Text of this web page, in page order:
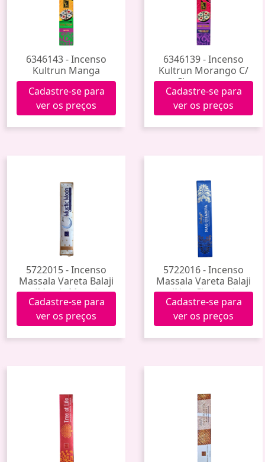
6346143 - Incenso
Kultrun Manga
Cadastre-se para
ver os preços
6346139 - Incenso
Kultrun Morango C/
Champagne
Cadastre-se para
ver os preços
5722015 - Incenso
Massala Vareta Balaji
(Mystic Moon)
Cadastre-se para
ver os preços
5722016 - Incenso
Massala Vareta Balaji
(Nag Champa)
Cadastre-se para
ver os preços